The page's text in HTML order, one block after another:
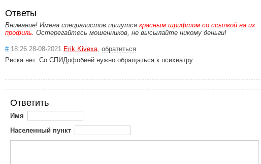
Ответы
Внимание! Имена специалистов пишутся красным шрифтом со ссылкой на их
профиль. Остерегайтесь мошенников, не высылайте никому деньги!
#18:26 28-08-2021 Erik Kivexa, обратиться
Риска нет. Со СПИДофобией нужно обращаться к психиатру.
Ответить
Имя
Населенный пункт